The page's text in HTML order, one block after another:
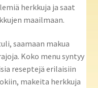
herkkuja ja saat
maailmaan.
saamaan makua
Koko menu syntyy
reseptejä erilaisiin
makeita herkkuja